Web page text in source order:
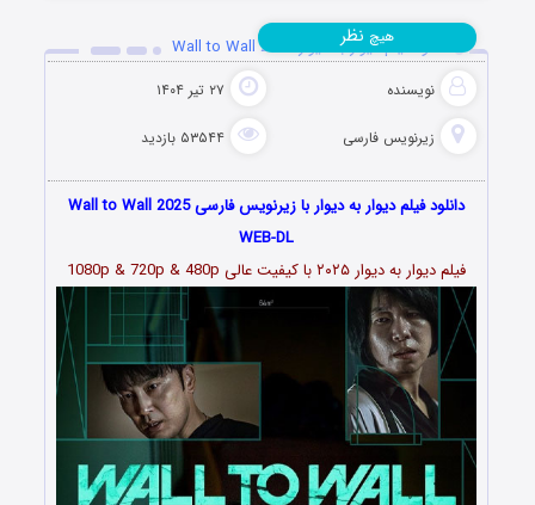
دانلود فیلم دیوار به دیوار Wall to Wall 2025
نویسنده ۲۷ تیر ۱۴۰۴
زیرنویس فارسی ۵۳۵۴۴ بازدید
هیچ نظر
دانلود فیلم دیوار به دیوار با زیرنویس فارسی Wall to Wall 2025
WEB-DL
فیلم دیوار به دیوار ۲۰۲۵ با کیفیت عالی 1080p & 720p & 480p